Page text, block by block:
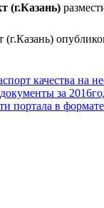
(г.Казань)
качества на
за
портала в